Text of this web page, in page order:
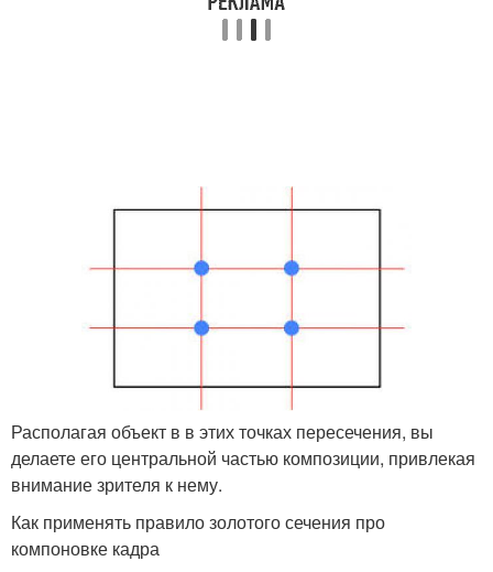
Располагая объект в в этих точках пересечения, вы
делаете его центральной частью композиции, привлекая
внимание зрителя к нему.
Как применять правило золотого сечения про
компоновке кадра